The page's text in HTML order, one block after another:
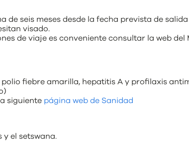
de seis meses desde la fecha prevista de
visado.
de viaje es conveniente consultar la web del
fiebre amarilla, hepatitis A y profilaxis
siguiente página web de Sanidad
y el setswana.